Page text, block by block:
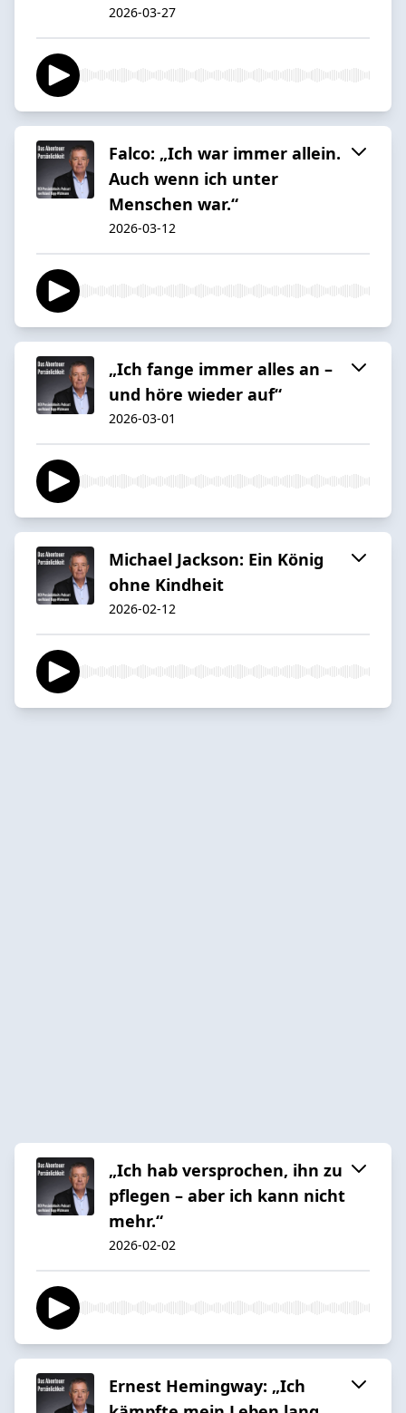
2026-03-27
Falco: „Ich war immer allein.
Auch wenn ich unter
Menschen war.“
2026-03-12
„Ich fange immer alles an –
und höre wieder auf“
2026-03-01
Michael Jackson: Ein König
ohne Kindheit
2026-02-12
„Ich hab versprochen, ihn zu
pflegen – aber ich kann nicht
mehr.“
2026-02-02
Ernest Hemingway: „Ich